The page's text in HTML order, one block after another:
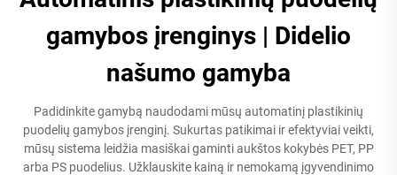
gamybos įrenginys | Didelio
našumo gamyba
Padidinkite gamybą naudodami mūsų automatinį plastikinių
puodelių gamybos įrenginį. Sukurtas patikimai ir efektyviai veikti,
mūsų sistema leidžia masiškai gaminti aukštos kokybės PET, PP
arba PS puodelius. Užklauskite kainą ir nemokamą įgyvendinimo